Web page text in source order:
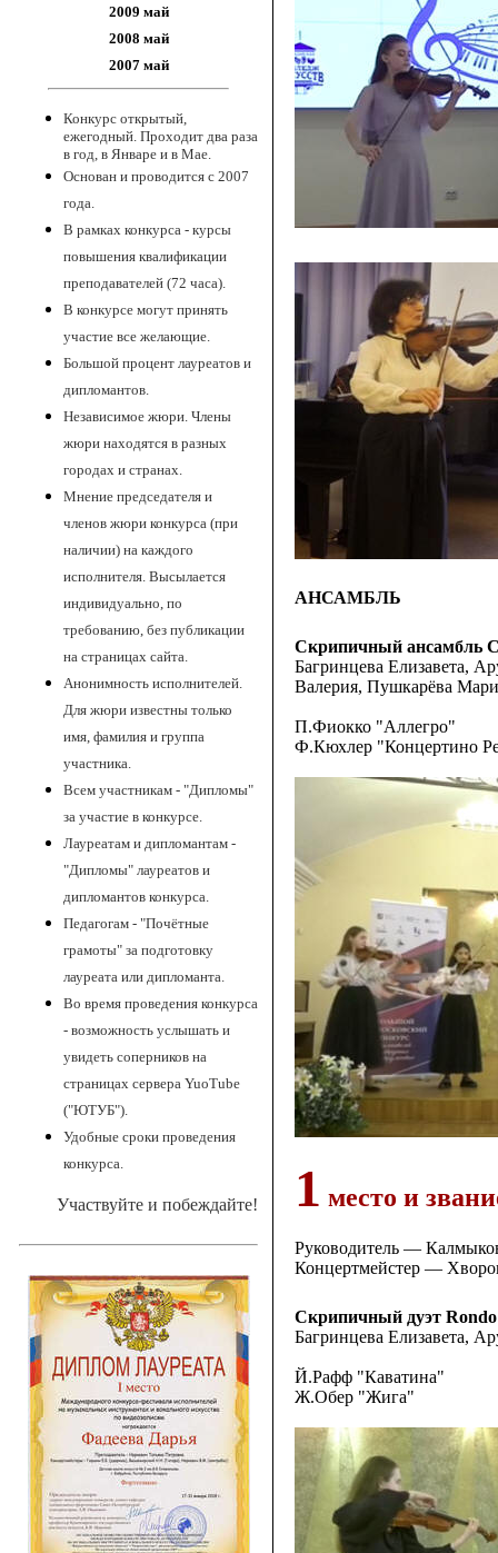
2009 май
2008 май
2007 май
Конкурс открытый,
ежегодный. Проходит два раза
в год, в Январе и в Мае.
Основан и проводится с 2007
года.
В рамках конкурса - курсы
повышения квалификации
преподавателей (72 часа).
В конкурсе могут принять
участие все желающие.
Большой процент лауреатов и
дипломантов.
Независимое жюри. Члены
жюри находятся в разных
городах и странах.
Мнение председателя и
членов жюри конкурса (при
наличии) на каждого
исполнителя. Высылается
индивидуально, по
требованию, без публикации
на страницах сайта.
Анонимность исполнителей.
Для жюри известны только
имя, фамилия и группа
участника.
Всем участникам - "Дипломы"
за участие в конкурсе.
Лауреатам и дипломантам -
"Дипломы" лауреатов и
дипломантов конкурса.
Педагогам - "Почётные
грамоты" за подготовку
лауреата или дипломанта.
Во время проведения конкурса
- возможность услышать и
увидеть соперников на
страницах сервера YuoTube
("ЮТУБ").
Удобные сроки проведения
конкурса.
Участвуйте и побеждайте!
АНСАМБЛЬ
Скрипичный ансамбль
Багринцева Елизавета,
Валерия, Пушкарёва
П.Фиокко "Аллегро"
Ф.Кюхлер "Концертино
1 место и
Руководитель —
Концертмейстер —
Скрипичный дуэт Rondo
Багринцева Елизавета,
Й.Рафф "Каватина"
Ж.Обер "Жига"